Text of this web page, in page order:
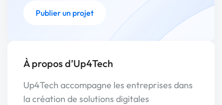
Publier un projet
À propos d’Up4Tech
Up4Tech accompagne les entreprises dans
la création de solutions digitales